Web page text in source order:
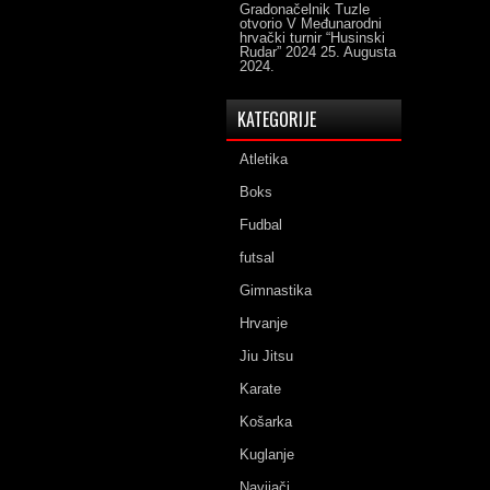
Gradonačelnik Tuzle
otvorio V Međunarodni
hrvački turnir “Husinski
Rudar” 2024 25. Augusta
2024.
KATEGORIJE
Atletika
Boks
Fudbal
futsal
Gimnastika
Hrvanje
Jiu Jitsu
Karate
Košarka
Kuglanje